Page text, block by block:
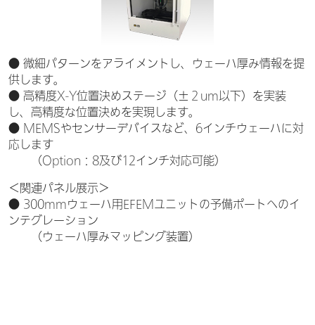
● 微細パターンをアライメントし、ウェーハ厚み情報を提
供します。
● 高精度X-Y位置決めステージ（±２um以下）を実装
し、高精度な位置決めを実現します。
● MEMSやセンサーデバイスなど、6インチウェーハに対
応します
（Option：8及び12インチ対応可能）
＜関連パネル展示＞
● 300mmウェーハ用EFEMユニットの予備ポートへのイ
ンテグレーション
（ウェーハ厚みマッピング装置）